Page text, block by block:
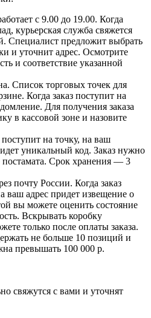
с 9.00 до 19.00. Когда
курьерская служба свяжется
Специалист предложит выбрать
и уточнит адрес. Осмотрите
и соответствие указанной
Список торговых точек для
Когда заказ поступит на
Для получения заказа
в кассовой зоне и назовите
поступит на точку, на ваш
уникальный код. Заказ нужно
постамата. Срок хранения — 3
почту России. Когда заказ
ваш адрес придет извещение о
вы можете оценить состояние
Вскрывать коробку
только после оплаты заказа.
не больше 10 позиций и
превышать 100 000 р.
свяжутся с вами и уточнят